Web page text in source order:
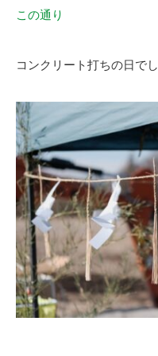
この通り
コンクリート打ちの日で